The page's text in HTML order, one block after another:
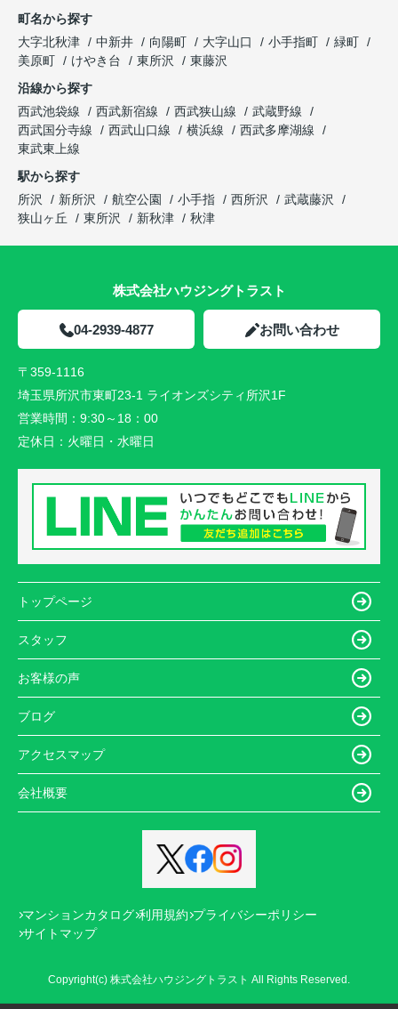
町名から探す
大字北秋津
中新井 向陽町 大字山口 小手指町
緑町
美原町
けやき台 東所沢
東藤沢
沿線から探す
西武池袋線
西武新宿線 西武狭山線
武蔵野線
西武国分寺線
西武山口線 横浜線
西武多摩湖線
東武東上線
駅から探す
所沢
新所沢 航空公園 小手指 西所沢
武蔵藤沢
狭山ヶ丘
東所沢 新秋津 秋津
株式会社ハウジングトラスト
04-2939-4877 お問い合わせ
〒359-1116
埼玉県所沢市東町23-1 ライオンズシティ所沢1F
営業時間： 9:30～18：00
定休日： 火曜日・水曜日
トップページ
スタッフ
お客様の声
ブログ
アクセスマップ
会社概要
マンションカタログ 利用規約 プライバシーポリシー
サイトマップ
Copyright(c) 株式会社ハウジングトラスト All Rights Reserved.